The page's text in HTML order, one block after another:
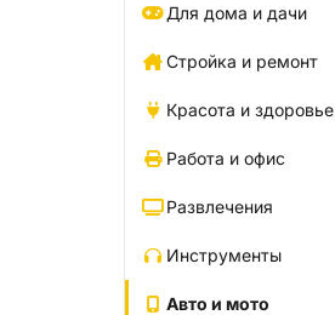
Для дома и дачи
Стройка и ремонт
Красота и здоровье
Работа и офис
Развлечения
Инструменты
Авто и мото